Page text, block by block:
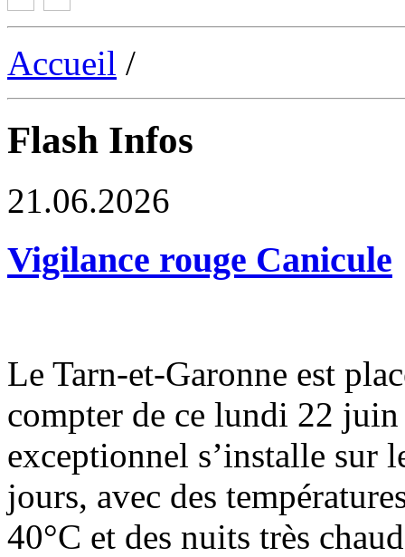
Accueil /
Flash Infos
21.06.2026
Vigilance rouge Canicule
Le Tarn-et-Garonne est
compter de ce lundi 22
exceptionnel s’installe sur
jours, avec des
40°C et des nuits très